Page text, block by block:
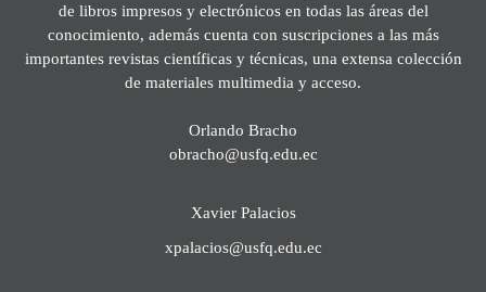
de libros impresos y electrónicos en todas las áreas del
conocimiento, además cuenta con suscripciones a las más
importantes revistas científicas y técnicas, una extensa colección
de materiales multimedia y acceso.
Orlando Bracho
obracho@usfq.edu.ec
Xavier Palacios
xpalacios@usfq.edu.ec